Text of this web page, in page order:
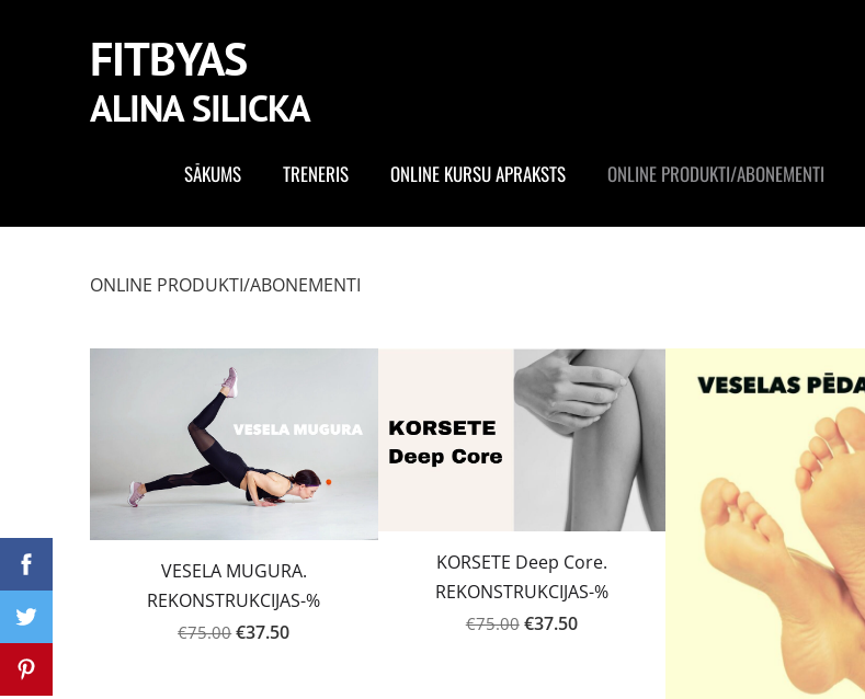
FITBYAS
ALINA SILICKA
SĀKUMS TRENERIS ONLINE KURSU APRAKSTS ONLINE PRODUKTI/ABONEMENTI
ONLINE PRODUKTI/ABONEMENTI
VESELA MUGURA.
REKONSTRUKCIJAS-%
€75.00 €37.50
KORSETE Deep Core.
REKONSTRUKCIJAS-%
€75.00 €37.50